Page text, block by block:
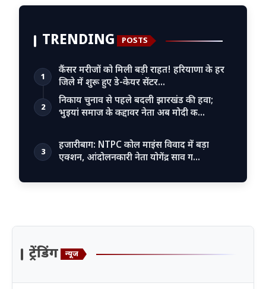
TRENDING POSTS
1
कैंसर मरीजों को मिली बड़ी राहत! हरियाणा के हर
जिले में शुरू हुए डे-केयर सेंटर…
2
निकाय चुनाव से पहले बदली झारखंड की हवा;
भुइयां समाज के कद्दावर नेता अब मोदी क…
3
हजारीबाग: NTPC कोल माइंस विवाद में बड़ा
एक्शन, आंदोलनकारी नेता योगेंद्र साव ग…
ट्रेंडिंग न्यूज